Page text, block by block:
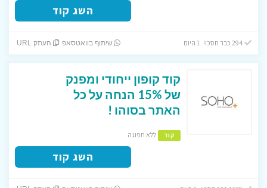
השג קוד
294 כבר חסכו! 1 היום שיתוף בוואטסאפ העתק URL
קוד קופון ייחודי ומפנק
של 15% הנחה על כל
האתר בסוהו !
קוד ללא תפוגה
השג קוד